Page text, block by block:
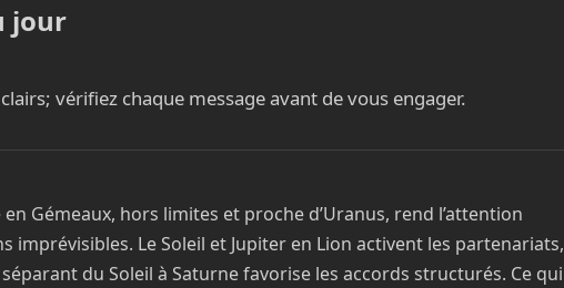
jour
vérifiez chaque message avant de vous engager.
Gémeaux, hors limites et proche d’Uranus, rend l’attention
imprévisibles. Le Soleil et Jupiter en Lion activent les partenariats,
du Soleil à Saturne favorise les accords structurés. Ce qui